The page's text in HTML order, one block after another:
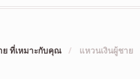
ย ที่เหมาะกับคุณ / แหวนเงินผู้ชาย